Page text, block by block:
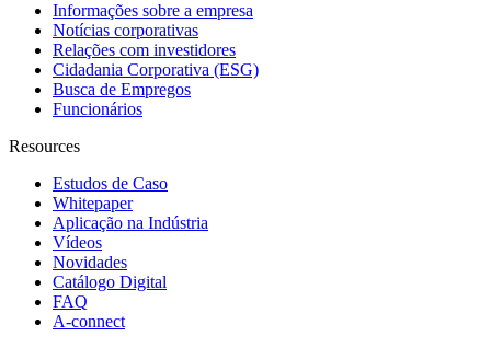
Informações sobre a empresa
Notícias corporativas
Relações com investidores
Cidadania Corporativa (ESG)
Busca de Empregos
Funcionários
Resources
Estudos de Caso
Whitepaper
Aplicação na Indústria
Vídeos
Novidades
Catálogo Digital
FAQ
A-connect